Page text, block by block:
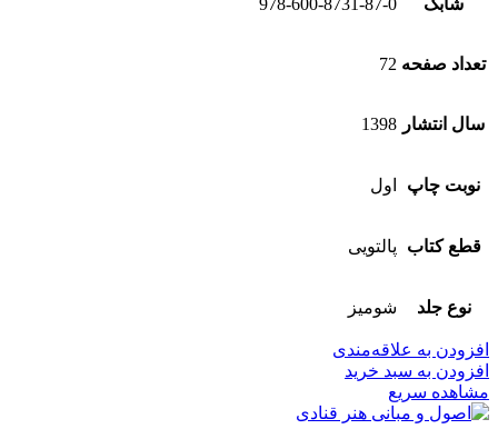
شابک 978-600-8731-87-0
تعداد صفحه 72
سال انتشار 1398
نوبت چاپ اول
قطع کتاب پالتویی
نوع جلد شومیز
افزودن به علاقه‌مندی
افزودن به سبد خرید
مشاهده سریع